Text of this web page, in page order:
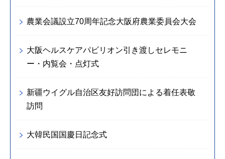
農業会議設立70周年記念大阪府農業委員会大会
大阪ヘルスケアパビリオン引き渡しセレモニ
ー・内覧会・点灯式
新疆ウイグル自治区友好訪問団による着任表敬
訪問
大韓民国国慶日記念式